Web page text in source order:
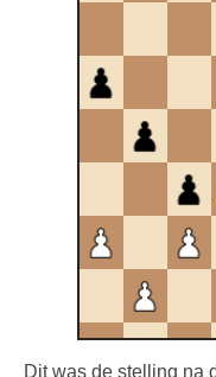
Dit was de stelling na